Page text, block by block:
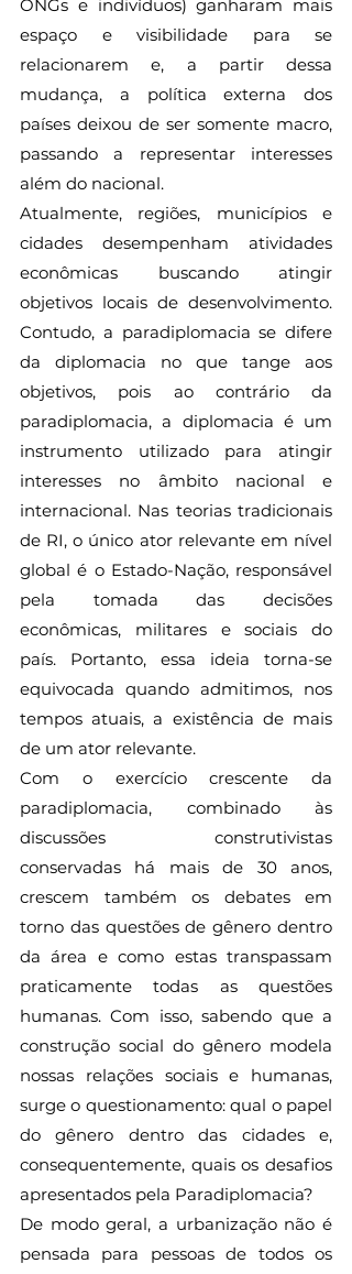
ONGs e indivíduos) ganharam mais
espaço e visibilidade para se
relacionarem e, a partir dessa
mudança, a política externa dos
países deixou de ser somente macro,
passando a representar interesses
além do nacional.
Atualmente, regiões, municípios e
cidades desempenham atividades
econômicas buscando atingir
objetivos locais de desenvolvimento.
Contudo, a paradiplomacia se difere
da diplomacia no que tange aos
objetivos, pois ao contrário da
paradiplomacia, a diplomacia é um
instrumento utilizado para atingir
interesses no âmbito nacional e
internacional. Nas teorias tradicionais
de RI, o único ator relevante em nível
global é o Estado-Nação, responsável
pela tomada das decisões
econômicas, militares e sociais do
país. Portanto, essa ideia torna-se
equivocada quando admitimos, nos
tempos atuais, a existência de mais
de um ator relevante.
Com o exercício crescente da
paradiplomacia, combinado às
discussões construtivistas
conservadas há mais de 30 anos,
crescem também os debates em
torno das questões de gênero dentro
da área e como estas transpassam
praticamente todas as questões
humanas. Com isso, sabendo que a
construção social do gênero modela
nossas relações sociais e humanas,
surge o questionamento: qual o papel
do gênero dentro das cidades e,
consequentemente, quais os desafios
apresentados pela Paradiplomacia?
De modo geral, a urbanização não é
pensada para pessoas de todos os